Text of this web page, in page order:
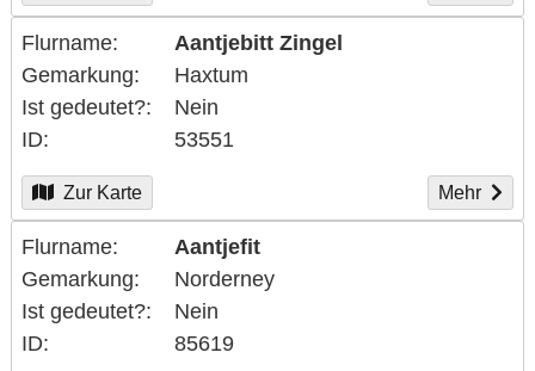
Flurname
Aantjebitt Zingel
Gemarkung
Haxtum
Ist gedeutet?
Nein
ID
53551
Zur Karte Mehr
Flurname
Aantjefit
Gemarkung
Norderney
Ist gedeutet?
Nein
ID
85619